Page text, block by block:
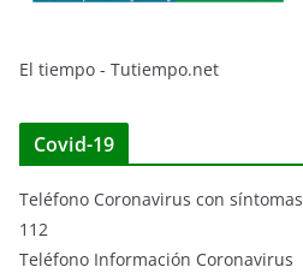
El tiempo - Tutiempo.net
Covid-19
Teléfono Coronavirus con síntomas
112
Teléfono Información Coronavirus